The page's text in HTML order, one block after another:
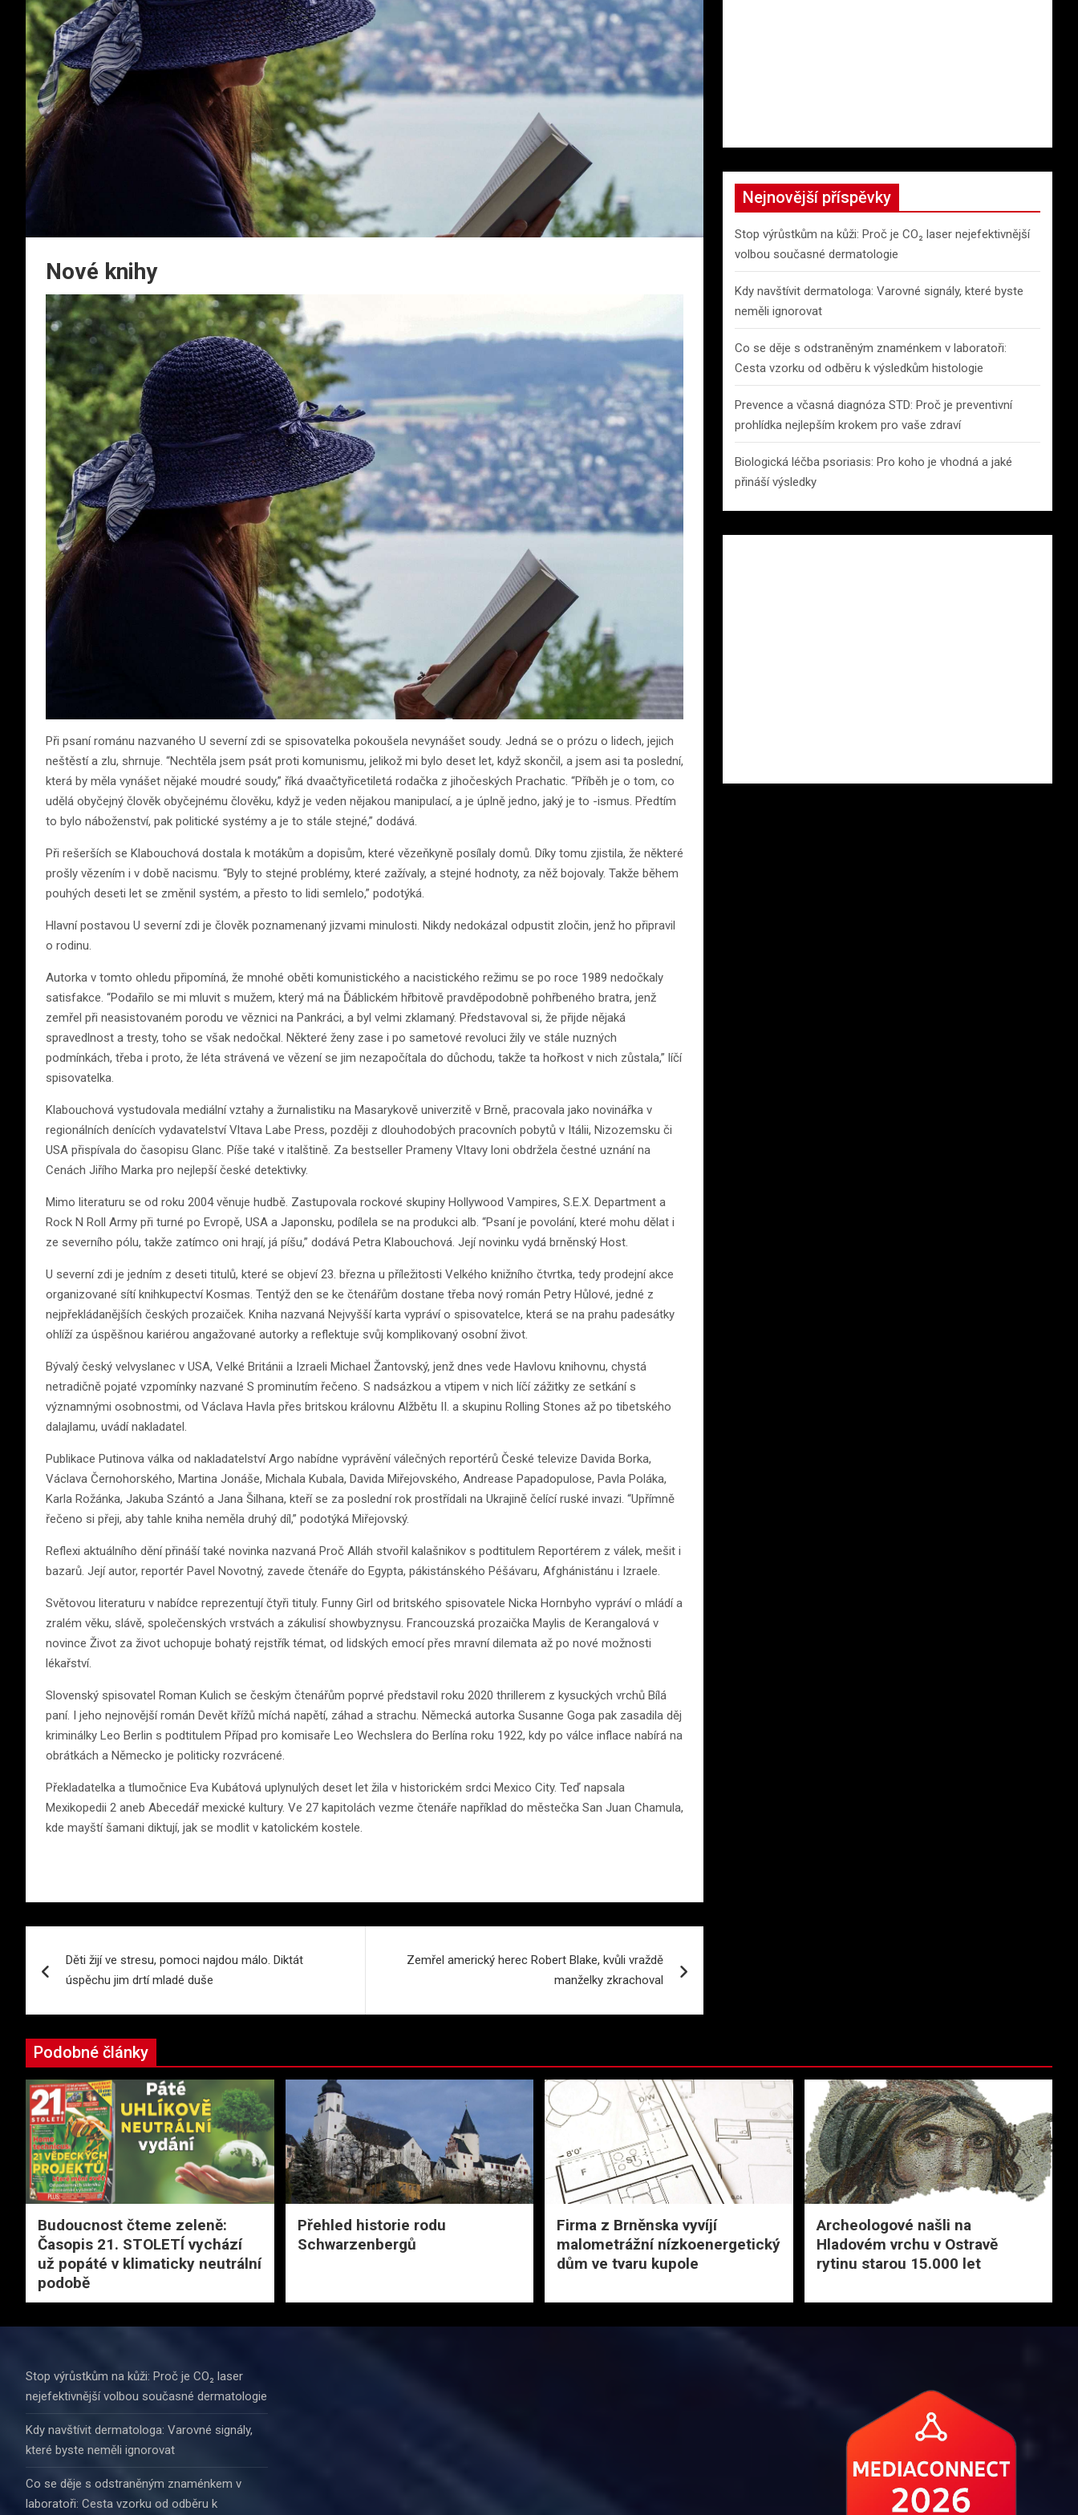
Nové knihy
Při psaní románu nazvaného U severní zdi se spisovatelka pokoušela nevynášet soudy. Jedná se o prózu o lidech, jejich
neštěstí a zlu, shrnuje. “Nechtěla jsem psát proti komunismu, jelikož mi bylo deset let, když skončil, a jsem asi ta poslední,
která by měla vynášet nějaké moudré soudy,” říká dvaačtyřicetiletá rodačka z jihočeských Prachatic. “Příběh je o tom, co
udělá obyčejný člověk obyčejnému člověku, když je veden nějakou manipulací, a je úplně jedno, jaký je to -ismus. Předtím
to bylo náboženství, pak politické systémy a je to stále stejné,” dodává.
Při rešerších se Klabouchová dostala k motákům a dopisům, které vězeňkyně posílaly domů. Díky tomu zjistila, že některé
prošly vězením i v době nacismu. “Byly to stejné problémy, které zažívaly, a stejné hodnoty, za něž bojovaly. Takže během
pouhých deseti let se změnil systém, a přesto to lidi semlelo,” podotýká.
Hlavní postavou U severní zdi je člověk poznamenaný jizvami minulosti. Nikdy nedokázal odpustit zločin, jenž ho připravil
o rodinu.
Autorka v tomto ohledu připomíná, že mnohé oběti komunistického a nacistického režimu se po roce 1989 nedočkaly
satisfakce. “Podařilo se mi mluvit s mužem, který má na Ďáblickém hřbitově pravděpodobně pohřbeného bratra, jenž
zemřel při neasistovaném porodu ve věznici na Pankráci, a byl velmi zklamaný. Představoval si, že přijde nějaká
spravedlnost a tresty, toho se však nedočkal. Některé ženy zase i po sametové revoluci žily ve stále nuzných
podmínkách, třeba i proto, že léta strávená ve vězení se jim nezapočítala do důchodu, takže ta hořkost v nich zůstala,” líčí
spisovatelka.
Klabouchová vystudovala mediální vztahy a žurnalistiku na Masarykově univerzitě v Brně, pracovala jako novinářka v
regionálních denících vydavatelství Vltava Labe Press, později z dlouhodobých pracovních pobytů v Itálii, Nizozemsku či
USA přispívala do časopisu Glanc. Píše také v italštině. Za bestseller Prameny Vltavy loni obdržela čestné uznání na
Cenách Jiřího Marka pro nejlepší české detektivky.
Mimo literaturu se od roku 2004 věnuje hudbě. Zastupovala rockové skupiny Hollywood Vampires, S.E.X. Department a
Rock N Roll Army při turné po Evropě, USA a Japonsku, podílela se na produkci alb. “Psaní je povolání, které mohu dělat i
ze severního pólu, takže zatímco oni hrají, já píšu,” dodává Petra Klabouchová. Její novinku vydá brněnský Host.
U severní zdi je jedním z deseti titulů, které se objeví 23. března u příležitosti Velkého knižního čtvrtka, tedy prodejní akce
organizované sítí knihkupectví Kosmas. Tentýž den se ke čtenářům dostane třeba nový román Petry Hůlové, jedné z
nejpřekládanějších českých prozaiček. Kniha nazvaná Nejvyšší karta vypráví o spisovatelce, která se na prahu padesátky
ohlíží za úspěšnou kariérou angažované autorky a reflektuje svůj komplikovaný osobní život.
Bývalý český velvyslanec v USA, Velké Británii a Izraeli Michael Žantovský, jenž dnes vede Havlovu knihovnu, chystá
netradičně pojaté vzpomínky nazvané S prominutím řečeno. S nadsázkou a vtipem v nich líčí zážitky ze setkání s
významnými osobnostmi, od Václava Havla přes britskou královnu Alžbětu II. a skupinu Rolling Stones až po tibetského
dalajlamu, uvádí nakladatel.
Publikace Putinova válka od nakladatelství Argo nabídne vyprávění válečných reportérů České televize Davida Borka,
Václava Černohorského, Martina Jonáše, Michala Kubala, Davida Miřejovského, Andrease Papadopulose, Pavla Poláka,
Karla Rožánka, Jakuba Szántó a Jana Šilhana, kteří se za poslední rok prostřídali na Ukrajině čelící ruské invazi. “Upřímně
řečeno si přeji, aby tahle kniha neměla druhý díl,” podotýká Miřejovský.
Reflexi aktuálního dění přináší také novinka nazvaná Proč Alláh stvořil kalašnikov s podtitulem Reportérem z válek, mešit i
bazarů. Její autor, reportér Pavel Novotný, zavede čtenáře do Egypta, pákistánského Péšávaru, Afghánistánu i Izraele.
Světovou literaturu v nabídce reprezentují čtyři tituly. Funny Girl od britského spisovatele Nicka Hornbyho vypráví o mládí a
zralém věku, slávě, společenských vrstvách a zákulisí showbyznysu. Francouzská prozaička Maylis de Kerangalová v
novince Život za život uchopuje bohatý rejstřík témat, od lidských emocí přes mravní dilemata až po nové možnosti
lékařství.
Slovenský spisovatel Roman Kulich se českým čtenářům poprvé představil roku 2020 thrillerem z kysuckých vrchů Bílá
paní. I jeho nejnovější román Devět křížů míchá napětí, záhad a strachu. Německá autorka Susanne Goga pak zasadila děj
kriminálky Leo Berlin s podtitulem Případ pro komisaře Leo Wechslera do Berlína roku 1922, kdy po válce inflace nabírá na
obrátkách a Německo je politicky rozvrácené.
Překladatelka a tlumočnice Eva Kubátová uplynulých deset let žila v historickém srdci Mexico City. Teď napsala
Mexikopedii 2 aneb Abecedář mexické kultury. Ve 27 kapitolách vezme čtenáře například do městečka San Juan Chamula,
kde mayští šamani diktují, jak se modlit v katolickém kostele.
pro
příspěvek
Děti žijí ve stresu, pomoci najdou málo. Diktát
úspěchu jim drtí mladé duše
Zemřel americký herec Robert Blake, kvůli vraždě
manželky zkrachoval
Nejnovější příspěvky
Stop výrůstkům na kůži: Proč je CO₂ laser nejefektivnější
volbou současné dermatologie
Kdy navštívit dermatologa: Varovné signály, které byste
neměli ignorovat
Co se děje s odstraněným znaménkem v laboratoři:
Cesta vzorku od odběru k výsledkům histologie
Prevence a včasná diagnóza STD: Proč je preventivní
prohlídka nejlepším krokem pro vaše zdraví
Biologická léčba psoriasis: Pro koho je vhodná a jaké
přináší výsledky
Podobné články
Budoucnost čteme zeleně:
Časopis 21. STOLETÍ vychází
už popáté v klimaticky neutrální
podobě
Přehled historie rodu
Schwarzenbergů
Firma z Brněnska vyvíjí
malometrážní nízkoenergetický
dům ve tvaru kupole
Archeologové našli na
Hladovém vrchu v Ostravě
rytinu starou 15.000 let
Stop výrůstkům na kůži: Proč je CO₂ laser
nejefektivnější volbou současné dermatologie
Kdy navštívit dermatologa: Varovné signály,
které byste neměli ignorovat
Co se děje s odstraněným znaménkem v
laboratoři: Cesta vzorku od odběru k